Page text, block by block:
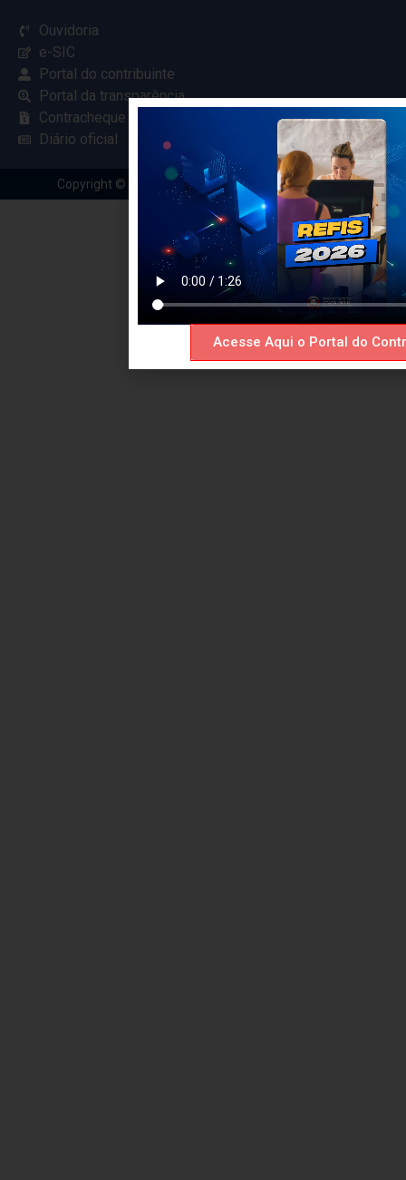
Ouvidoria
e-SIC
Portal do contribuinte
Portal da transparência
Contracheque online
Diário oficial
Copyright © 2024 Criado com pela Renovar Web
Acesse Aqui o Portal do